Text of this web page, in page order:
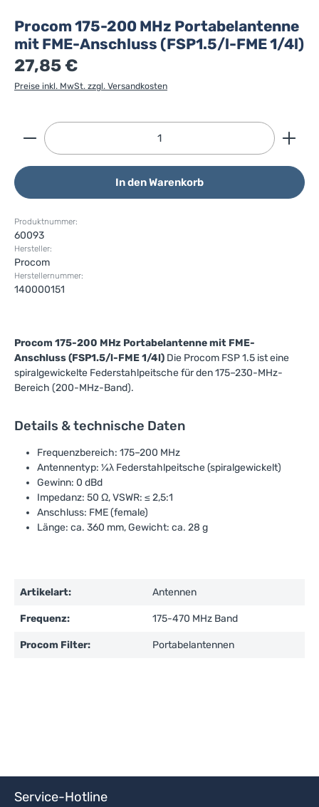
Procom 175-200 MHz Portabelantenne
mit FME-Anschluss (FSP1.5/l-FME 1/4l)
27,85 €
Preise inkl. MwSt. zzgl. Versandkosten
Produkt Anzahl: Gib den gewünschten Wert ein
In den Warenkorb
Produktnummer:
60093
Hersteller:
Procom
Herstellernummer:
140000151
Procom 175-200 MHz Portabelantenne mit FME-
Anschluss (FSP1.5/l-FME 1/4l) Die Procom FSP 1.5 ist eine
spiralgewickelte Federstahlpeitsche für den 175–230-MHz-
Bereich (200-MHz-Band).
Details & technische Daten
Frequenzbereich: 175–200 MHz
Antennentyp: ¼λ Federstahlpeitsche (spiralgewickelt)
Gewinn: 0 dBd
Impedanz: 50 Ω, VSWR: ≤ 2,5:1
Anschluss: FME (female)
Länge: ca. 360 mm, Gewicht: ca. 28 g
Artikelart: Antennen
Frequenz: 175-470 MHz Band
Procom Filter: Portabelantennen
Service-Hotline